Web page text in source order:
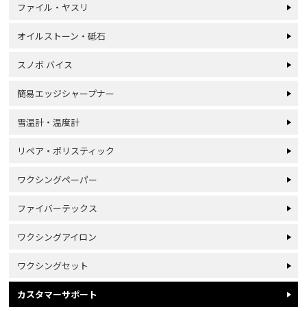
ファイル・ヤスリ
オイルストーン・砥石
スノボ バイス
簡易エッジシャープナー
雪温計・温度計
リペア・ポリスティック
ワクシングペーパー
ファイバーテックス
ワクシングアイロン
ワクシングセット
カスタマーサポート